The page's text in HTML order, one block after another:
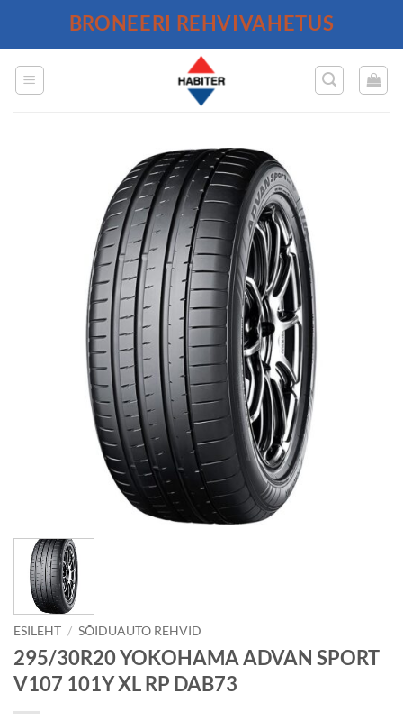
BRONEERI REHVIVAHETUS
ESILEHT / SÕIDUAUTO REHVID
295/30R20 YOKOHAMA ADVAN SPORT
V107 101Y XL RP DAB73